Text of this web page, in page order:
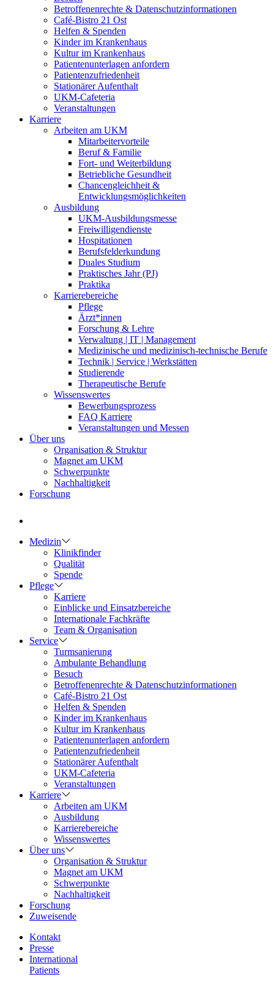
Betroffenenrechte & Datenschutzinformationen
Café-Bistro 21 Ost
Helfen & Spenden
Kinder im Krankenhaus
Kultur im Krankenhaus
Patientenunterlagen anfordern
Patientenzufriedenheit
Stationärer Aufenthalt
UKM-Cafeteria
Veranstaltungen
Karriere
Arbeiten am UKM
Mitarbeitervorteile
Beruf & Familie
Fort- und Weiterbildung
Betriebliche Gesundheit
Chancengleichheit &
Entwicklungsmöglichkeiten
Ausbildung
UKM-Ausbildungsmesse
Freiwilligendienste
Hospitationen
Berufsfelderkundung
Duales Studium
Praktisches Jahr (PJ)
Praktika
Karrierebereiche
Pflege
Ärzt*innen
Forschung & Lehre
Verwaltung | IT | Management
Medizinische und medizinisch-technische Berufe
Technik | Service | Werkstätten
Studierende
Therapeutische Berufe
Wissenswertes
Bewerbungsprozess
FAQ Karriere
Veranstaltungen und Messen
Über uns
Organisation & Struktur
Magnet am UKM
Schwerpunkte
Nachhaltigkeit
Forschung
Medizin
Klinikfinder
Qualität
Spende
Pflege
Karriere
Einblicke und Einsatzbereiche
Internationale Fachkräfte
Team & Organisation
Service
Turmsanierung
Ambulante Behandlung
Besuch
Betroffenenrechte & Datenschutzinformationen
Café-Bistro 21 Ost
Helfen & Spenden
Kinder im Krankenhaus
Kultur im Krankenhaus
Patientenunterlagen anfordern
Patientenzufriedenheit
Stationärer Aufenthalt
UKM-Cafeteria
Veranstaltungen
Karriere
Arbeiten am UKM
Ausbildung
Karrierebereiche
Wissenswertes
Über uns
Organisation & Struktur
Magnet am UKM
Schwerpunkte
Nachhaltigkeit
Forschung
Zuweisende
Kontakt
Presse
International
Patients